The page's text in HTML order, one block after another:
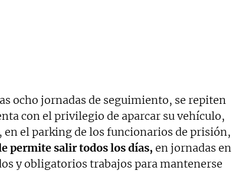
ocho jornadas de seguimiento, se repiten
con el privilegio de aparcar su vehículo,
el parking de los funcionarios de prisión,
permite salir todos los días, en jornadas en
y obligatorios trabajos para mantenerse